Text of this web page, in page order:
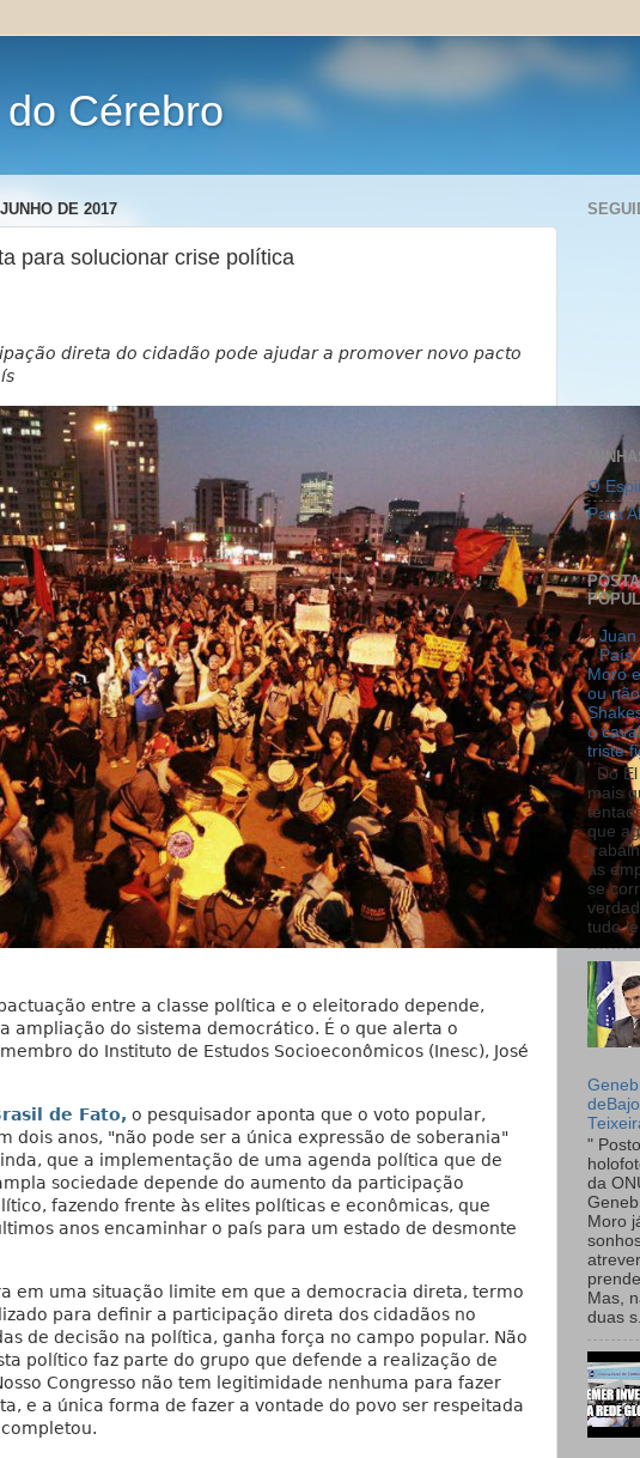
Cérebro
DE 2017
para solucionar crise política
direta do cidadão pode ajudar a promover novo pacto
entre a classe política e o eleitorado depende,
ampliação do sistema democrático. É o que alerta o
do Instituto de Estudos Socioeconômicos (Inesc), José
de Fato, o pesquisador aponta que o voto popular,
dois anos, "não pode ser a única expressão de soberania"
que a implementação de uma agenda política que de
sociedade depende do aumento da participação
fazendo frente às elites políticas e econômicas, que
anos encaminhar o país para um estado de desmonte
em uma situação limite em que a democracia direta, termo
para definir a participação direta dos cidadãos no
de decisão na política, ganha força no campo popular. Não
político faz parte do grupo que defende a realização de
Congresso não tem legitimidade nenhuma para fazer
e a única forma de fazer a vontade do povo ser respeitada
O
Para
Juan
Moro
ou
o
triste
Do El
mais
que
as
se
tudo
"
da
Moro
Mas,
duas